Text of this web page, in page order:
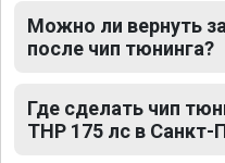
Можно ли вернуть
после чип тюнинга?
Где сделать чип
THP 175 лс в Санкт-